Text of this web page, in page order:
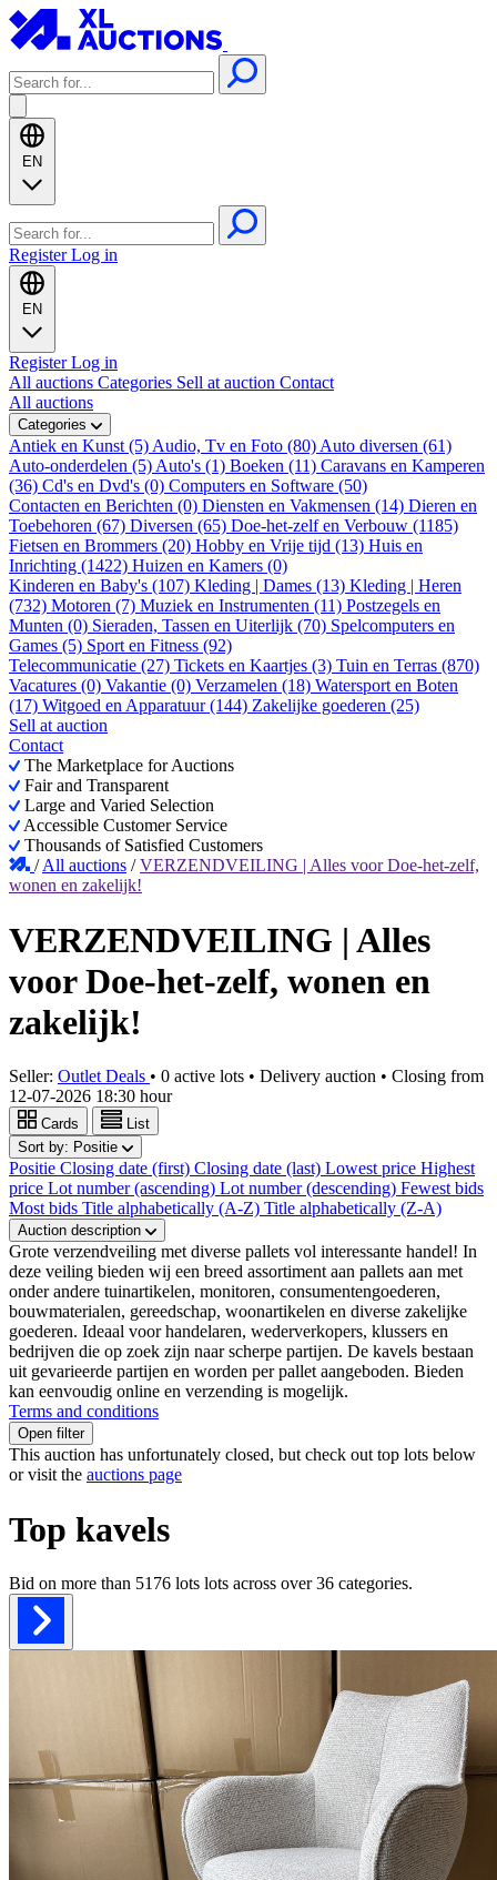
EN
RegisterLog in
EN
RegisterLog in
All auctions Categories Sell at auction Contact
All auctions
Categories
Antiek en Kunst (5) Audio, Tv en Foto (80) Auto diversen (61)
Auto-onderdelen (5) Auto's (1) Boeken (11) Caravans en Kamperen
(36) Cd's en Dvd's (0) Computers en Software (50)
Contacten en Berichten (0) Diensten en Vakmensen (14) Dieren en
Toebehoren (67) Diversen (65) Doe-het-zelf en Verbouw (1185)
Fietsen en Brommers (20) Hobby en Vrije tijd (13) Huis en
Inrichting (1422) Huizen en Kamers (0)
Kinderen en Baby's (107) Kleding | Dames (13) Kleding | Heren
(732) Motoren (7) Muziek en Instrumenten (11) Postzegels en
Munten (0) Sieraden, Tassen en Uiterlijk (70) Spelcomputers en
Games (5) Sport en Fitness (92)
Telecommunicatie (27) Tickets en Kaartjes (3) Tuin en Terras (870)
Vacatures (0) Vakantie (0) Verzamelen (18) Watersport en Boten
(17) Witgoed en Apparatuur (144) Zakelijke goederen (25)
Sell at auction
Contact
The Marketplace for Auctions
Fair and Transparent
Large and Varied Selection
Accessible Customer Service
Thousands of Satisfied Customers
/All auctions /VERZENDVEILING | Alles voor Doe-het-zelf,
wonen en zakelijk!
VERZENDVEILING | Alles
voor Doe-het-zelf, wonen en
zakelijk!
Seller: Outlet Deals • 0 active lots • Delivery auction • Closing from
12-07-2026 18:30 hour
Cards
List
Sort by: Positie
Positie Closing date (first) Closing date (last) Lowest price Highest
price Lot number (ascending) Lot number (descending) Fewest bids
Most bids Title alphabetically (A-Z) Title alphabetically (Z-A)
Auction description
Grote verzendveiling met diverse pallets vol interessante handel! In
deze veiling bieden wij een breed assortiment aan pallets aan met
onder andere tuinartikelen, monitoren, consumentengoederen,
bouwmaterialen, gereedschap, woonartikelen en diverse zakelijke
goederen. Ideaal voor handelaren, wederverkopers, klussers en
bedrijven die op zoek zijn naar scherpe partijen. De kavels bestaan
uit gevarieerde partijen en worden per pallet aangeboden. Bieden
kan eenvoudig online en verzending is mogelijk.
Terms and conditions
Open filter
This auction has unfortunately closed, but check out top lots below
or visit the auctions page
Top kavels
Bid on more than 5176 lots lots across over36 categories.